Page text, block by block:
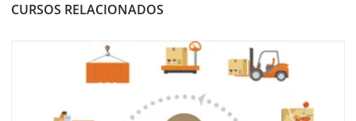
CURSOS RELACIONADOS